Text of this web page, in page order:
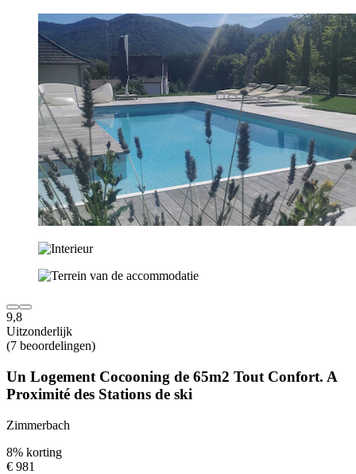
9,8
Uitzonderlijk
(7 beoordelingen)
Un Logement Cocooning de 65m2 Tout Confort. A
Proximité des Stations de ski
Zimmerbach
8% korting
€ 981